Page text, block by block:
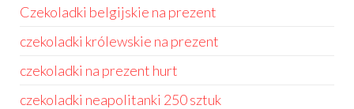
Czekoladki belgijskie na prezent
czekoladki królewskie na prezent
czekoladki na prezent hurt
czekoladki neapolitanki 250 sztuk